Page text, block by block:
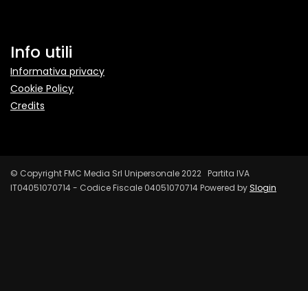
Info utili
Informativa privacy
Cookie Policy
Credits
© Copyright FMC Media Srl Unipersonale 2022 Partita IVA
IT04051070714 - Codice Fiscale 04051070714 Powered bySlogin